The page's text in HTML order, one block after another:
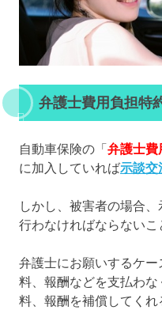
弁護士費用負担特
自動車保険の「 弁護士費
に加入していれば示談交
しかし、被害者の場合
行わなければならないこ
弁護士にお願いするケ
料、報酬などを支払わ
料、報酬を補償してくれ